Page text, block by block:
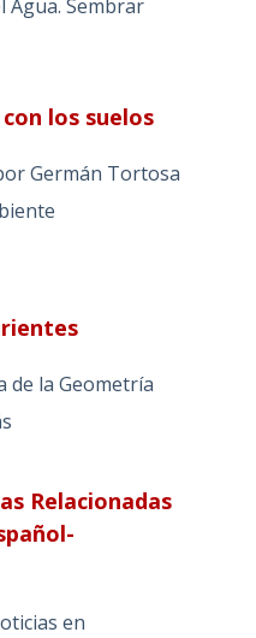
Agua. Sembrar
los suelos
Germán Tortosa
de la Geometría
Relacionadas
en